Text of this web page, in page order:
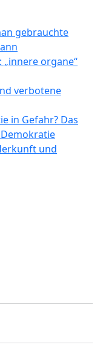
gebrauchte
organe“
verbotene
in Gefahr? Das
und